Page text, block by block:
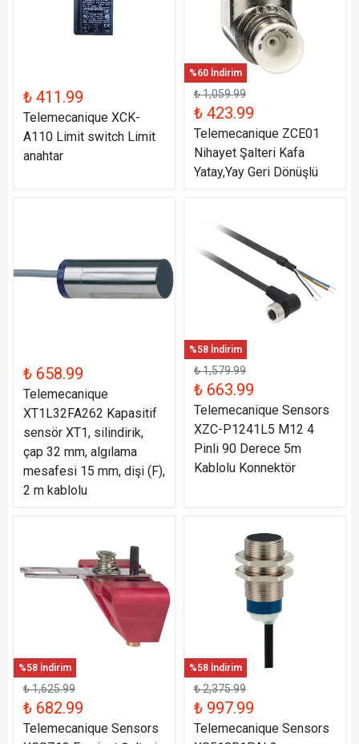
₺ 411.99
Telemecanique XCK-
A110 Limit switch Limit
anahtar
%60 İndirim
₺ 1,059.99
₺ 423.99
Telemecanique ZCE01
Nihayet Şalteri Kafa
Yatay,Yay Geri Dönüşlü
₺ 658.99
Telemecanique
XT1L32FA262 Kapasitif
sensör XT1, silindirik,
çap 32 mm, algılama
mesafesi 15 mm, dişi (F),
2 m kablolu
%58 İndirim
₺ 1,579.99
₺ 663.99
Telemecanique Sensors
XZC-P1241L5 M12 4
Pinli 90 Derece 5m
Kablolu Konnektör
%58 İndirim
₺ 1,625.99
₺ 682.99
Telemecanique Sensors
%58 İndirim
₺ 2,375.99
₺ 997.99
Telemecanique Sensors